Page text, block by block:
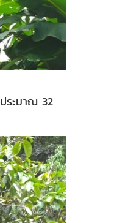
ประมาณ 32